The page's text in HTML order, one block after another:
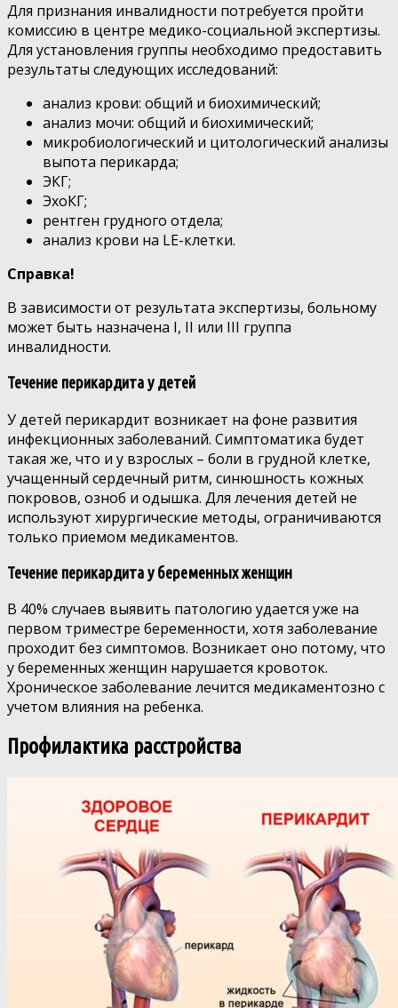
Для признания инвалидности потребуется пройти
комиссию в центре медико-социальной экспертизы.
Для установления группы необходимо предоставить
результаты следующих исследований:
анализ крови: общий и биохимический;
анализ мочи: общий и биохимический;
микробиологический и цитологический анализы
выпота перикарда;
ЭКГ;
ЭхоКГ;
рентген грудного отдела;
анализ крови на LE-клетки.
Справка!
В зависимости от результата экспертизы, больному
может быть назначена I, II или III группа
инвалидности.
Течение перикардита у детей
У детей перикардит возникает на фоне развития
инфекционных заболеваний. Симптоматика будет
такая же, что и у взрослых – боли в грудной клетке,
учащенный сердечный ритм, синюшность кожных
покровов, озноб и одышка. Для лечения детей не
используют хирургические методы, ограничиваются
только приемом медикаментов.
Течение перикардита у беременных женщин
В 40% случаев выявить патологию удается уже на
первом триместре беременности, хотя заболевание
проходит без симптомов. Возникает оно потому, что
у беременных женщин нарушается кровоток.
Хроническое заболевание лечится медикаментозно с
учетом влияния на ребенка.
Профилактика расстройства